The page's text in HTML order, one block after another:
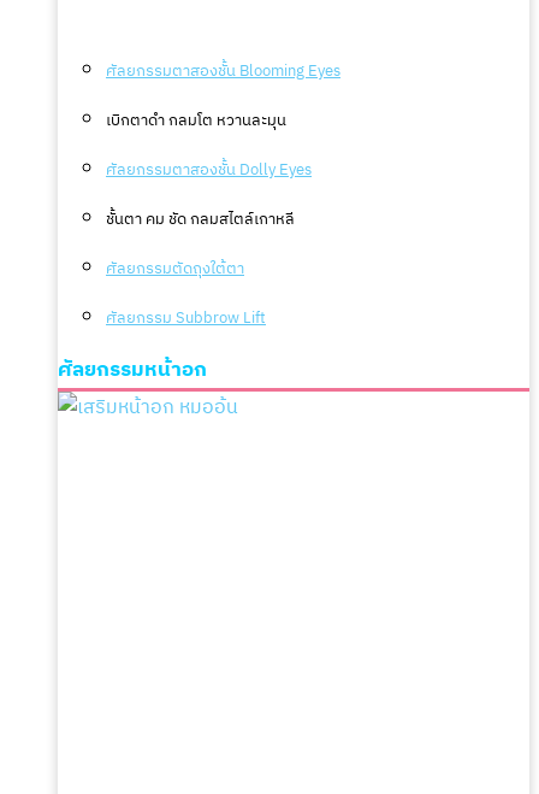
ศัลยกรรมตาสองชั้น Blooming Eyes
เบิกตาดำ กลมโต หวานละมุน
ศัลยกรรมตาสองชั้น Dolly Eyes
ชั้นตา คม ชัด กลมสไตล์เกาหลี
ศัลยกรรมตัดถุงใต้ตา
ศัลยกรรม Subbrow Lift
ศัลยกรรมหน้าอก